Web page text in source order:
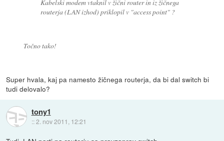
Kabelski modem vtaknil v žični router in iz žičnega
routerja (LAN izhod) priklopil v "access point" ?
Točno tako!
Super hvala, kaj pa namesto žičnega routerja, da bi dal switch bi
tudi delovalo?
tony1
::2. nov 2011, 12:21